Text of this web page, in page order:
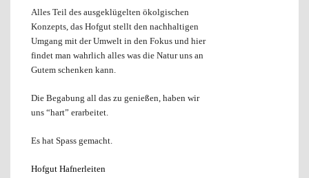
Alles Teil des ausgeklügelten ökolgischen
Konzepts, das Hofgut stellt den nachhaltigen
Umgang mit der Umwelt in den Fokus und hier
findet man wahrlich alles was die Natur uns an
Gutem schenken kann.
Die Begabung all das zu genießen, haben wir
uns “hart” erarbeitet.
Es hat Spass gemacht.
Hofgut Hafnerleiten